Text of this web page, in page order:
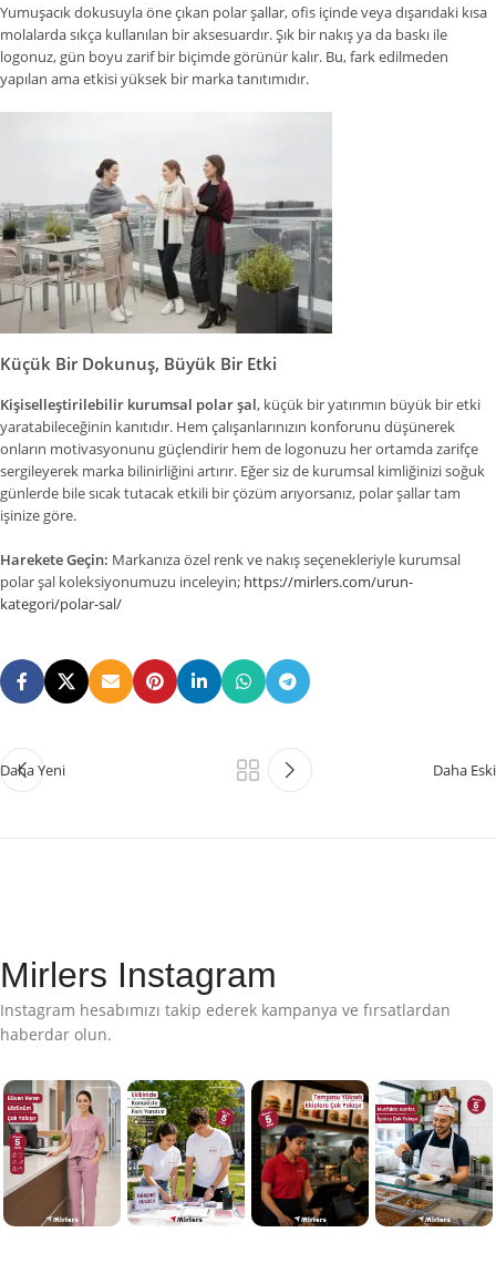
Yumuşacık dokusuyla öne çıkan polar şallar, ofis içinde veya dışarıdaki kısa
molalarda sıkça kullanılan bir aksesuardır. Şık bir nakış ya da baskı ile
logonuz, gün boyu zarif bir biçimde görünür kalır. Bu, fark edilmeden
yapılan ama etkisi yüksek bir marka tanıtımıdır.
Küçük Bir Dokunuş, Büyük Bir Etki
Kişiselleştirilebilir kurumsal polar şal, küçük bir yatırımın büyük bir etki
yaratabileceğinin kanıtıdır. Hem çalışanlarınızın konforunu düşünerek
onların motivasyonunu güçlendirir hem de logonuzu her ortamda zarifçe
sergileyerek marka bilinirliğini artırır. Eğer siz de kurumsal kimliğinizi soğuk
günlerde bile sıcak tutacak etkili bir çözüm arıyorsanız, polar şallar tam
işinize göre.
Harekete Geçin: Markanıza özel renk ve nakış seçenekleriyle kurumsal
polar şal koleksiyonumuzu inceleyin; https://mirlers.com/urun-
kategori/polar-sal/
Daha Yeni Daha Eski
Mirlers Instagram
Instagram hesabımızı takip ederek kampanya ve fırsatlardan
haberdar olun.